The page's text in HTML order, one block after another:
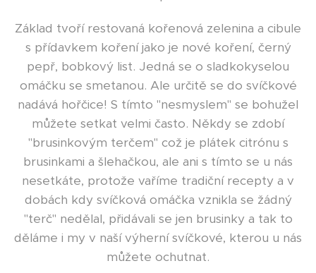
Základ tvoří restovaná kořenová zelenina a cibule
s přídavkem koření jako je nové koření, černý
pepř, bobkový list. Jedná se o sladkokyselou
omáčku se smetanou. Ale určitě se do svíčkové
nadává hořčice! S tímto "nesmyslem" se bohužel
můžete setkat velmi často. Někdy se zdobí
"brusinkovým terčem" což je plátek citrónu s
brusinkami a šlehačkou, ale ani s tímto se u nás
nesetkáte, protože vaříme tradiční recepty a v
dobách kdy svíčková omáčka vznikla se žádný
"terč" nedělal, přidávali se jen brusinky a tak to
děláme i my v naší výherní svíčkové, kterou u nás
můžete ochutnat.